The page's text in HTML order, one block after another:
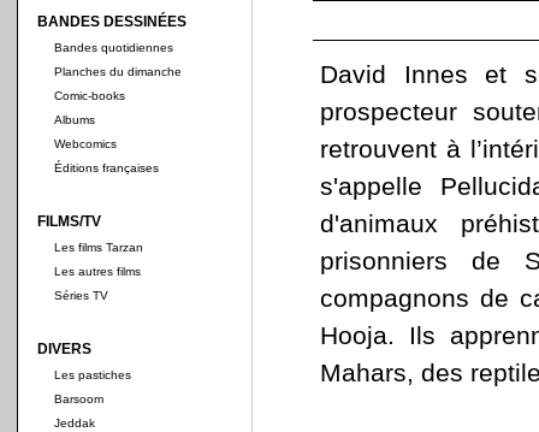
BANDES DESSINÉES
Bandes quotidiennes
Planches du dimanche
Comic-books
Albums
Webcomics
Éditions françaises
FILMS/TV
Les films Tarzan
Les autres films
Séries TV
DIVERS
Les pastiches
Barsoom
Jeddak
David Innes et
prospecteur
retrouvent à
s'appelle
d'animaux
prisonniers de
compagnons de
Hooja. Ils
Mahars, des